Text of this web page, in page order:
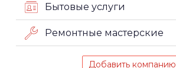
Бытовые услуги
Ремонтные мастерские
Добавить компанию